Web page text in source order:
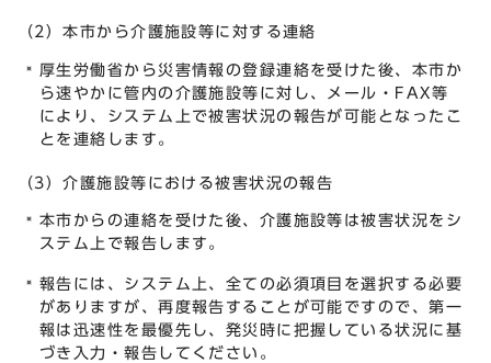
（2）本市から介護施設等に対する連絡
厚生労働省から災害情報の登録連絡を受けた後、本市か
ら速やかに管内の介護施設等に対し、メール・FAX等
により、システム上で被害状況の報告が可能となったこ
とを連絡します。
（3）介護施設等における被害状況の報告
本市からの連絡を受けた後、介護施設等は被害状況をシ
ステム上で報告します。
報告には、システム上、全ての必須項目を選択する必要
がありますが、再度報告することが可能ですので、第一
報は迅速性を最優先し、発災時に把握している状況に基
づき入力・報告してください。